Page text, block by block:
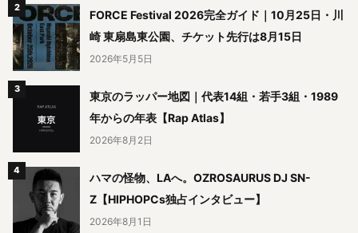
FORCE Festival 2026完全ガイド｜10月25日・川
崎 東扇島東公園、チケット先行は8月15日
2026年5月5日
東京のラッパー地図｜代表14組・若手3組・1989
年からの年表【Rap Atlas】
2026年8月2日
ハマの怪物、LAへ。OZROSAURUS DJ SN-
Z【HIPHOPCs独占インタビュー】
2026年8月1日